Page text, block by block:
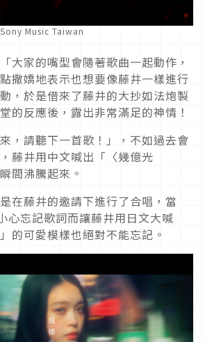
Music Taiwan
大家的嘴型會隨著歌曲一起動作，
撒嬌地表示也想要像藤井一樣進行
，於是借來了藤井的大抄如法炮製
的反應後，露出非常滿足的神情！
，請聽下一首歌！」，不如過去會
藤井用中文喊出「〈幾億光
間沸騰起來。
在藤井的邀請下進行了合唱，當
心忘記歌詞而讓藤井用日文大喊
的可愛模樣也絕對不能忘記。